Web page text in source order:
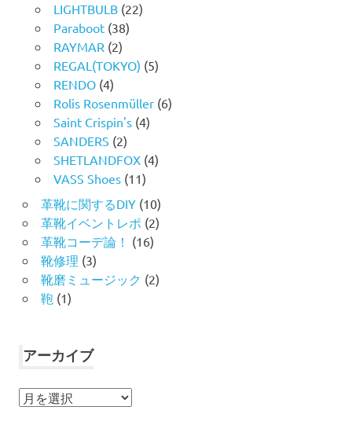
LIGHTBULB(22)
Paraboot(38)
RAYMAR (2)
REGAL(TOKYO) (5)
RENDO(4)
Rolis Rosenmüller(6)
Saint Crispin's(4)
SANDERS (2)
SHETLANDFOX(4)
VASS Shoes(11)
革靴に関するDIY(10)
革靴イベントレポ (2)
革靴コーデ論！ (16)
靴修理 (3)
靴磨ミュージック (2)
鞄 (1)
アーカイブ
ア